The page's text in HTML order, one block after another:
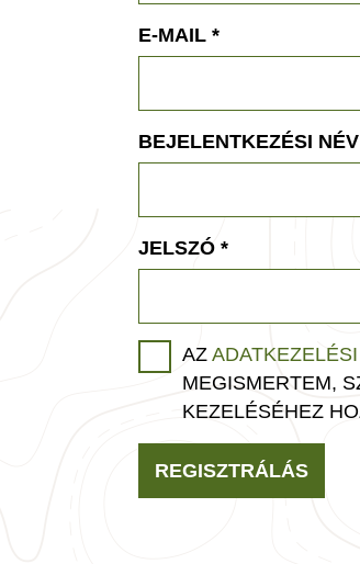
E-MAIL *
BEJELENTKEZÉSI NÉV
JELSZÓ *
AZ
MEGISMERTEM,
KEZELÉSÉHEZ
REGISZTRÁLÁS